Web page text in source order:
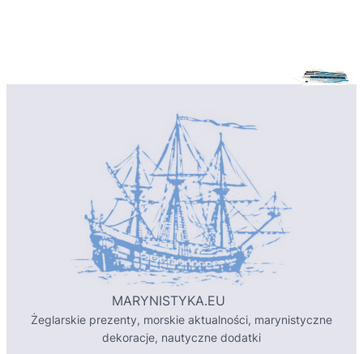
MARYNISTYKA.EU
Żeglarskie prezenty, morskie aktualności, marynistyczne
dekoracje, nautyczne dodatki